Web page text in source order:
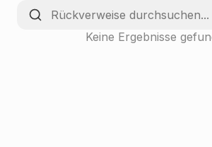
Keine Ergebnisse